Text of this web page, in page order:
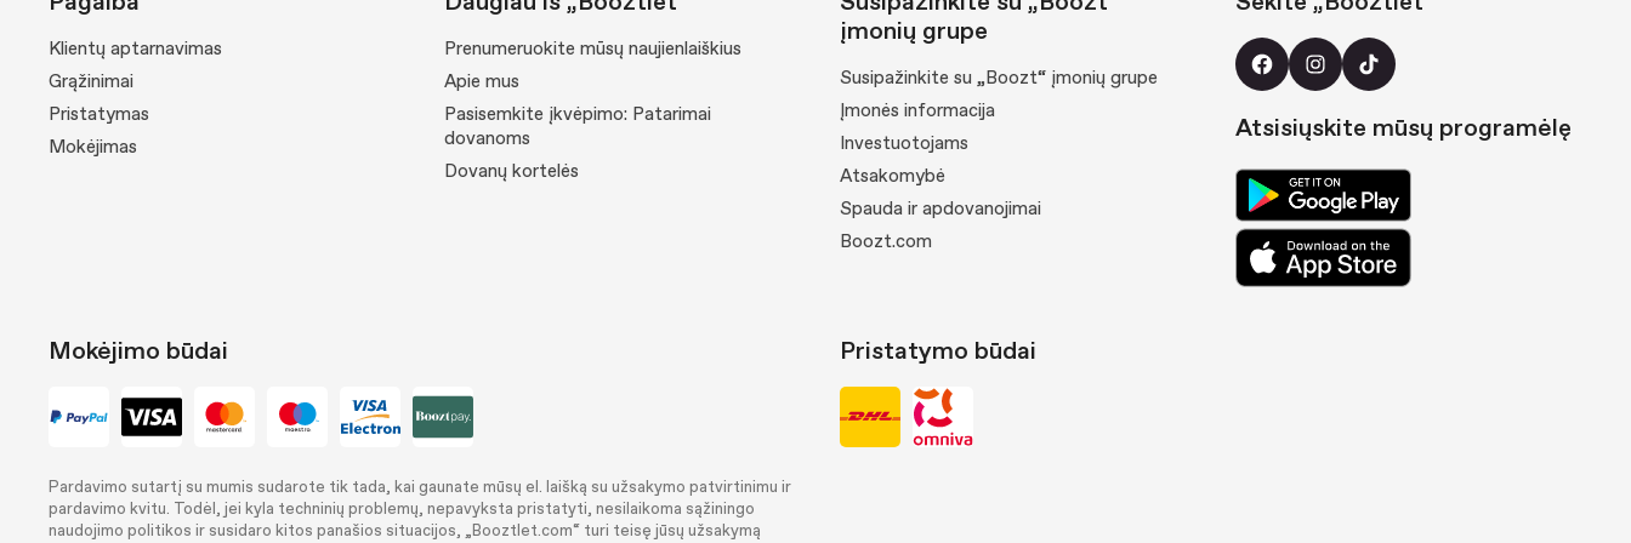
Klientų aptarnavimas
Grąžinimai
Pristatymas
Mokėjimas
Prenumeruokite mūsų naujienlaiškius
Apie mus
Pasisemkite įkvėpimo: Patarimai
dovanoms
Dovanų kortelės
įmonių grupe
Susipažinkite su „Boozt“ įmonių grupe
Įmonės informacija
Investuotojams
Atsakomybė
Spauda ir apdovanojimai
Boozt.com
Atsisiųskite mūsų programėlę
Mokėjimo būdai
Pardavimo sutartį su mumis sudarote tik tada, kai gaunate mūsų el. laišką su užsakymo patvirtinimu ir
pardavimo kvitu. Todėl, jei kyla techninių problemų, nepavyksta pristatyti, nesilaikoma sąžiningo
naudojimo politikos ir susidaro kitos panašios situacijos, „Booztlet.com“ turi teisę jūsų užsakymą
Pristatymo būdai